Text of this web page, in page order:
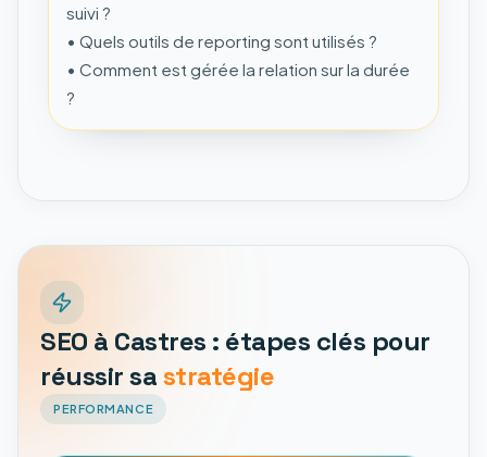
suivi ?
• Quels outils de reporting sont utilisés ?
• Comment est gérée la relation sur la durée
?
SEO à Castres : étapes clés pour
réussir sastratégie
PERFORMANCE